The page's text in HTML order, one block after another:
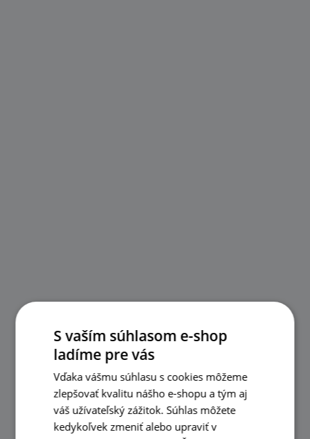
S vaším súhlasom e-shop
ladíme pre vás
Vďaka vášmu súhlasu s cookies môžeme
zlepšovať kvalitu nášho e-shopu a tým aj
váš užívateľský zážitok. Súhlas môžete
kedykoľvek zmeniť alebo upraviť v